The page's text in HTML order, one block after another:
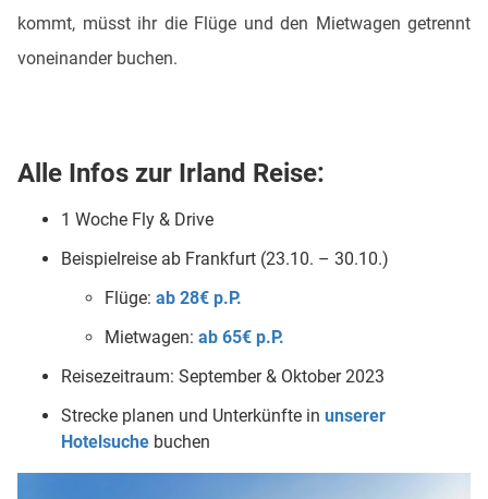
kommt, müsst ihr die Flüge und den Mietwagen getrennt
voneinander buchen.
Alle Infos zur Irland Reise:
1 Woche Fly & Drive
Beispielreise ab Frankfurt (23.10. – 30.10.)
Flüge: ab 28€ p.P.
Mietwagen: ab 65€ p.P.
Reisezeitraum: September & Oktober 2023
Strecke planen und Unterkünfte in unserer
Hotelsuche buchen